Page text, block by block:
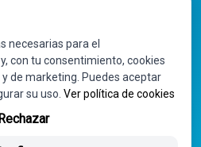
Tomo 32, Folio 75, Hoja 525.
000008" ha sido subvencionado
la convocatoria de 2024 de Ayudas a
necesarias para el
con tu consentimiento, cookies
de marketing. Puedes aceptar
su uso. Ver política de cookies